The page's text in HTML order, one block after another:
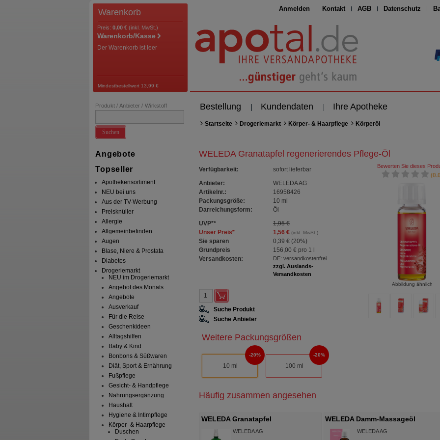
Anmelden Kontakt AGB Datenschutz
Warenkorb
Preis: 0,00 € (inkl. MwSt.)
Warenkorb/Kasse
Der Warenkorb ist leer
Mindestbestellwert 13,99 €
Bestellung Kundendaten Ihre Apotheke
Produkt / Anbieter / Wirkstoff
Suchen
Angebote
Topseller
Apothekensortiment
NEU bei uns
Aus der TV-Werbung
Preisknüller
Allergie
Allgemeinbefinden
Augen
Blase, Niere & Prostata
Diabetes
Drogeriemarkt
NEU im Drogeriemarkt
Angebot des Monats
Angebote
Ausverkauf
Für die Reise
Geschenkideen
Alltagshilfen
Baby & Kind
Bonbons & Süßwaren
Diät, Sport & Ernährung
Fußpflege
Gesicht- & Handpflege
Nahrungsergänzung
Haushalt
Hygiene & Intimpflege
Körper- & Haarpflege
Duschen
Startseite Drogeriemarkt Körper- & Haarpflege Körperöl
WELEDA Granatapfel regenerierendes Pflege-Öl
Verfügbarkeit:
sofort lieferbar
Anbieter:
WELEDA AG
Artikelnr.:
16958426
Packungsgröße:
10 ml
Darreichungsform:
Öl
UVP**
1,95 €
Unser Preis* 1,56 €(inkl. MwSt.)
Sie sparen 0,39 € (20%)
Grundpreis
156,00 €pro 1 l
Versandkosten:
DE: versandkostenfrei
zzgl. Auslands-
Versandkosten
Bewerten Sie dieses
Abbildung ähnlich
Suche Produkt
Suche Anbieter
Weitere Packungsgrößen
10 ml
20%
100 ml
20%
Häufig zusammen angesehen
CALENDULA WUNDSALBE
WELEDA AG
WELEDA Granatapfel
regenerierendes Pflege-Öl
WELEDA AG
WELEDA Damm-Massageöl
WELEDA AG